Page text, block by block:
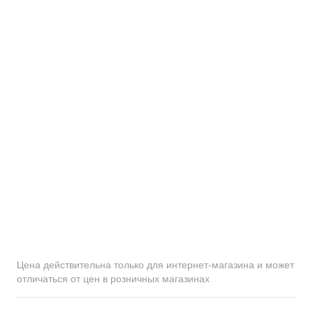
Цена действительна только для интернет-магазина и может
отличаться от цен в розничных магазинах